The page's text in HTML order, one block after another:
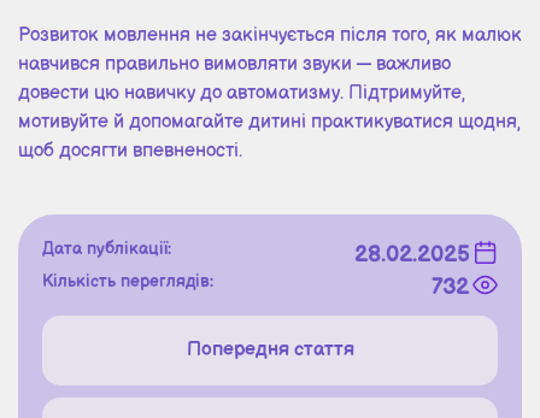
Розвиток мовлення не закінчується після того, як малюк
навчився правильно вимовляти звуки — важливо
довести цю навичку до автоматизму. Підтримуйте,
мотивуйте й допомагайте дитині практикуватися щодня,
щоб досягти впевненості.
Дата публікації: 28.02.2025
Кількість переглядів: 732
Попередня стаття